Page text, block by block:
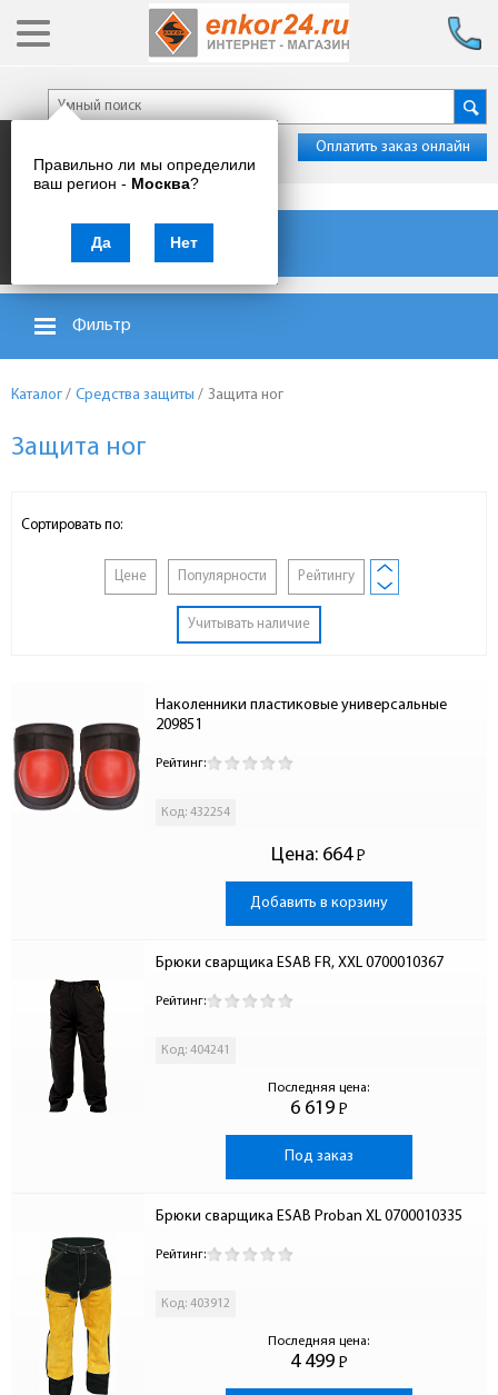
Правильно ли мы определили
ваш регион - Москва?
Да Нет
Оплатить заказ онлайн
Каталог товаров
Фильтр
Каталог / Средства защиты / Защита ног
Защита ног
Сортировать по:
Цене Популярности Рейтингу
Учитывать наличие
Наколенники пластиковые универсальные
209851
Рейтинг:
Код: 432254
Цена: 664 Р
-
Добавить в корзину
Брюки сварщика ESAB FR, XXL 0700010367
Рейтинг:
Код: 404241
Последняя цена:
6 619 Р
-
Под заказ
Брюки сварщика ESAB Proban XL 0700010335
Рейтинг:
Код: 403912
Последняя цена:
4 499 Р
-